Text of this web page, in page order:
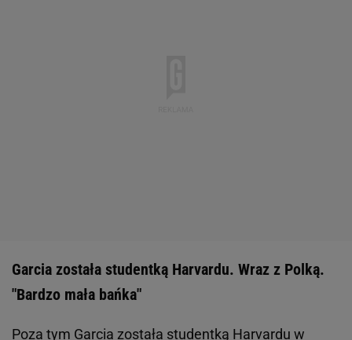
Garcia została studentką Harvardu. Wraz z Polką.
"Bardzo mała bańka"
Poza tym Garcia została studentką Harvardu w